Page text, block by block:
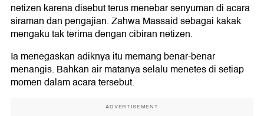
netizen karena disebut terus menebar senyuman di acara
siraman dan pengajian. Zahwa Massaid sebagai kakak
mengaku tak terima dengan cibiran netizen.
Ia menegaskan adiknya itu memang benar-benar
menangis. Bahkan air matanya selalu menetes di setiap
momen dalam acara tersebut.
ADVERTISEMENT